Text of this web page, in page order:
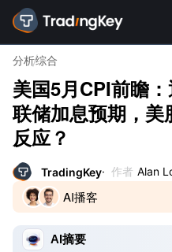
分析综合
美国5月CPI前瞻
联储加息预期，
反应？
TradingKey 作者 Alan
AI播客
AI摘要